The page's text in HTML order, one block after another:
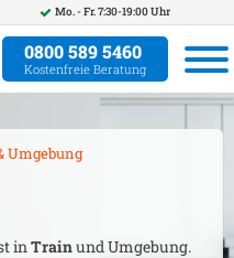
Mo. - Fr. 7:30-19:00 Uhr
0800 589 5460
Kostenfreie Beratung
Umgebung
inTrainund Umgebung.